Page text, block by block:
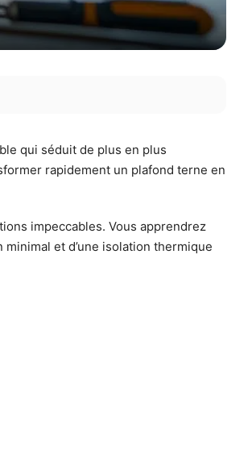
qui séduit de plus en plus
rapidement un plafond terne en
impeccables. Vous apprendrez
et d’une isolation thermique